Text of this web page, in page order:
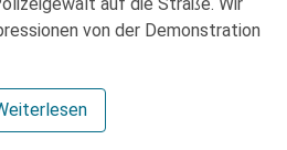
von der Demonstration